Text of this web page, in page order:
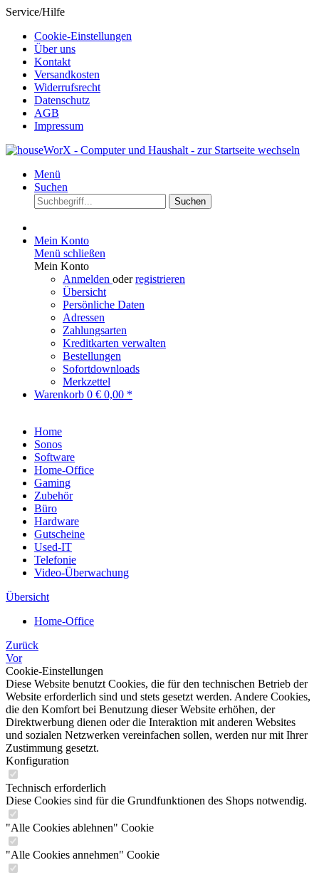
Service/Hilfe
Cookie-Einstellungen
Über uns
Kontakt
Versandkosten
Widerrufsrecht
Datenschutz
AGB
Impressum
Menü
Suchen
Suchen
Mein Konto
Menü schließen
Mein Konto
Anmelden oderregistrieren
Übersicht
Persönliche Daten
Adressen
Zahlungsarten
Kreditkarten verwalten
Bestellungen
Sofortdownloads
Merkzettel
Warenkorb 0 € 0,00 *
Home
Sonos
Software
Home-Office
Gaming
Zubehör
Büro
Hardware
Gutscheine
Used-IT
Telefonie
Video-Überwachung
Übersicht
Home-Office
Zurück
Vor
Cookie-Einstellungen
Diese Website benutzt Cookies, die für den technischen Betrieb der
Website erforderlich sind und stets gesetzt werden. Andere Cookies,
die den Komfort bei Benutzung dieser Website erhöhen, der
Direktwerbung dienen oder die Interaktion mit anderen Websites
und sozialen Netzwerken vereinfachen sollen, werden nur mit Ihrer
Zustimmung gesetzt.
Konfiguration
Technisch erforderlich
Diese Cookies sind für die Grundfunktionen des Shops notwendig.
"Alle Cookies ablehnen" Cookie
"Alle Cookies annehmen" Cookie